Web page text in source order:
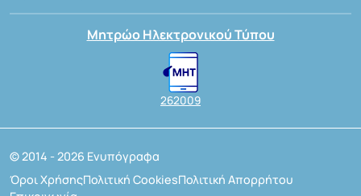
Μητρώο Ηλεκτρονικού Τύπου
262009
© 2014 - 2026 Ενυπόγραφα
Όροι ΧρήσηςΠολιτική CookiesΠολιτική Απορρήτου